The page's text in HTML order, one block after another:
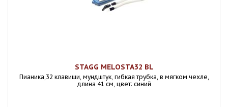
STAGG MELOSTA32 BL
Пианика,32 клавиши, мундштук, гибкая трубка, в мягком чехле,
длина 41 см, цвет: синий